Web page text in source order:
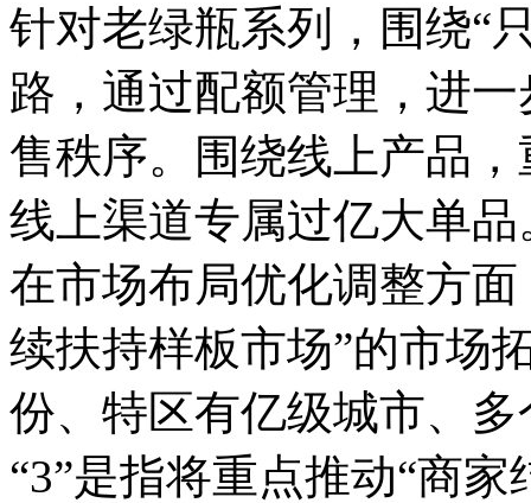
针对老绿瓶系列，围绕“
路，通过配额管理，进
售秩序。围绕线上产品
线上渠道专属过亿大单品
在市场布局优化调整方
续扶持样板市场”的市场
份、特区有亿级城市、
“3”是指将重点推动“商